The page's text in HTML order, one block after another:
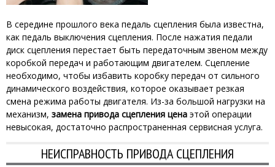
В середине прошлого века педаль сцепления была известна,
как педаль выключения сцепления. После нажатия педали
диск сцепления перестает быть передаточным звеном между
коробкой передач и работающим двигателем. Сцепление
необходимо, чтобы избавить коробку передач от сильного
динамического воздействия, которое оказывает резкая
смена режима работы двигателя. Из-за большой нагрузки на
механизм, замена привода сцепления цена этой операции
невысокая, достаточно распространенная сервисная услуга.
НЕИСПРАВНОСТЬ ПРИВОДА СЦЕПЛЕНИЯ